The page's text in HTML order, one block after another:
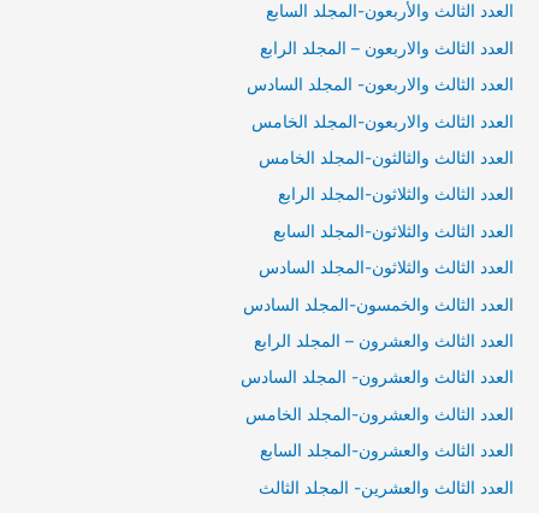
العدد الثالث والأربعون-المجلد السابع
العدد الثالث والاربعون – المجلد الرابع
العدد الثالث والاربعون- المجلد السادس
العدد الثالث والاربعون-المجلد الخامس
العدد الثالث والثالثون-المجلد الخامس
العدد الثالث والثلاثون-المجلد الرابع
العدد الثالث والثلاثون-المجلد السابع
العدد الثالث والثلاثون-المجلد السادس
العدد الثالث والخمسون-المجلد السادس
العدد الثالث والعشرون – المجلد الرابع
العدد الثالث والعشرون- المجلد السادس
العدد الثالث والعشرون-المجلد الخامس
العدد الثالث والعشرون-المجلد السابع
العدد الثالث والعشرين- المجلد الثالث